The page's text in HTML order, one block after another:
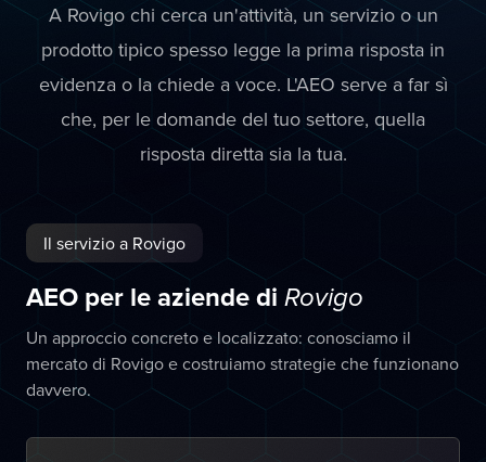
A Rovigo chi cerca un'attività, un servizio o un
prodotto tipico spesso legge la prima risposta in
evidenza o la chiede a voce. L'AEO serve a far sì
che, per le domande del tuo settore, quella
risposta diretta sia la tua.
Il servizio a Rovigo
AEO per le aziende di Rovigo
Un approccio concreto e localizzato: conosciamo il
mercato di Rovigo e costruiamo strategie che funzionano
davvero.